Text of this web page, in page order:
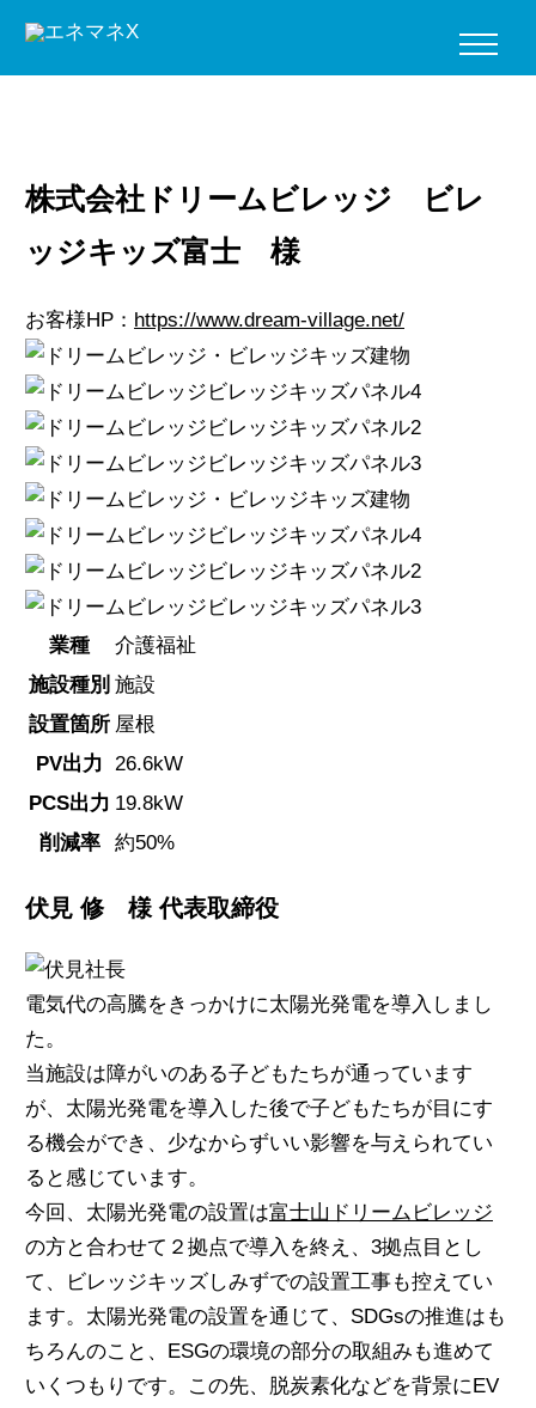
HOME>設置事例
株式会社ドリームビレッジ
株式会社ドリームビレッジ ビレ
ッジキッズ富士 様
お客様HP： https://www.dream-village.net/
業種
介護福祉
施設種別 施設
設置箇所 屋根
PV出力 26.6kW
PCS出力 19.8kW
削減率
約50%
伏見 修 様 代表取締役
電気代の高騰をきっかけに太陽光発電を導入しまし
た。
当施設は障がいのある子どもたちが通っています
が、太陽光発電を導入した後で子どもたちが目にす
る機会ができ、少なからずいい影響を与えられてい
ると感じています。
今回、太陽光発電の設置は富士山ドリームビレッジ
の方と合わせて２拠点で導入を終え、3拠点目とし
て、ビレッジキッズしみずでの設置工事も控えてい
ます。太陽光発電の設置を通じて、SDGsの推進はも
ちろんのこと、ESGの環境の部分の取組みも進めて
いくつもりです。この先、脱炭素化などを背景にEV